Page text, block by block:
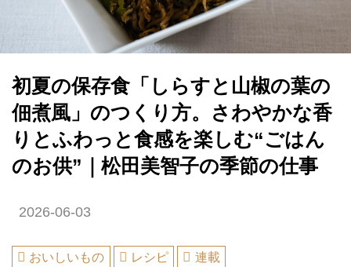
初夏の保存食「しらすと山椒の葉の
佃煮風」のつくり方。さわやかな香
りとふわっと食感を楽しむ“ごはん
のお供”｜松田美智子の季節の仕事
2026-06-03
おいしいもの レシピ
連載